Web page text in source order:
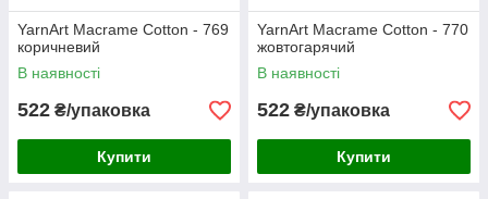
YarnArt Macrame Cotton - 769
коричневий
В наявності
522 ₴/упаковка
Купити
YarnArt Macrame Cotton - 770
жовтогарячий
В наявності
522 ₴/упаковка
Купити